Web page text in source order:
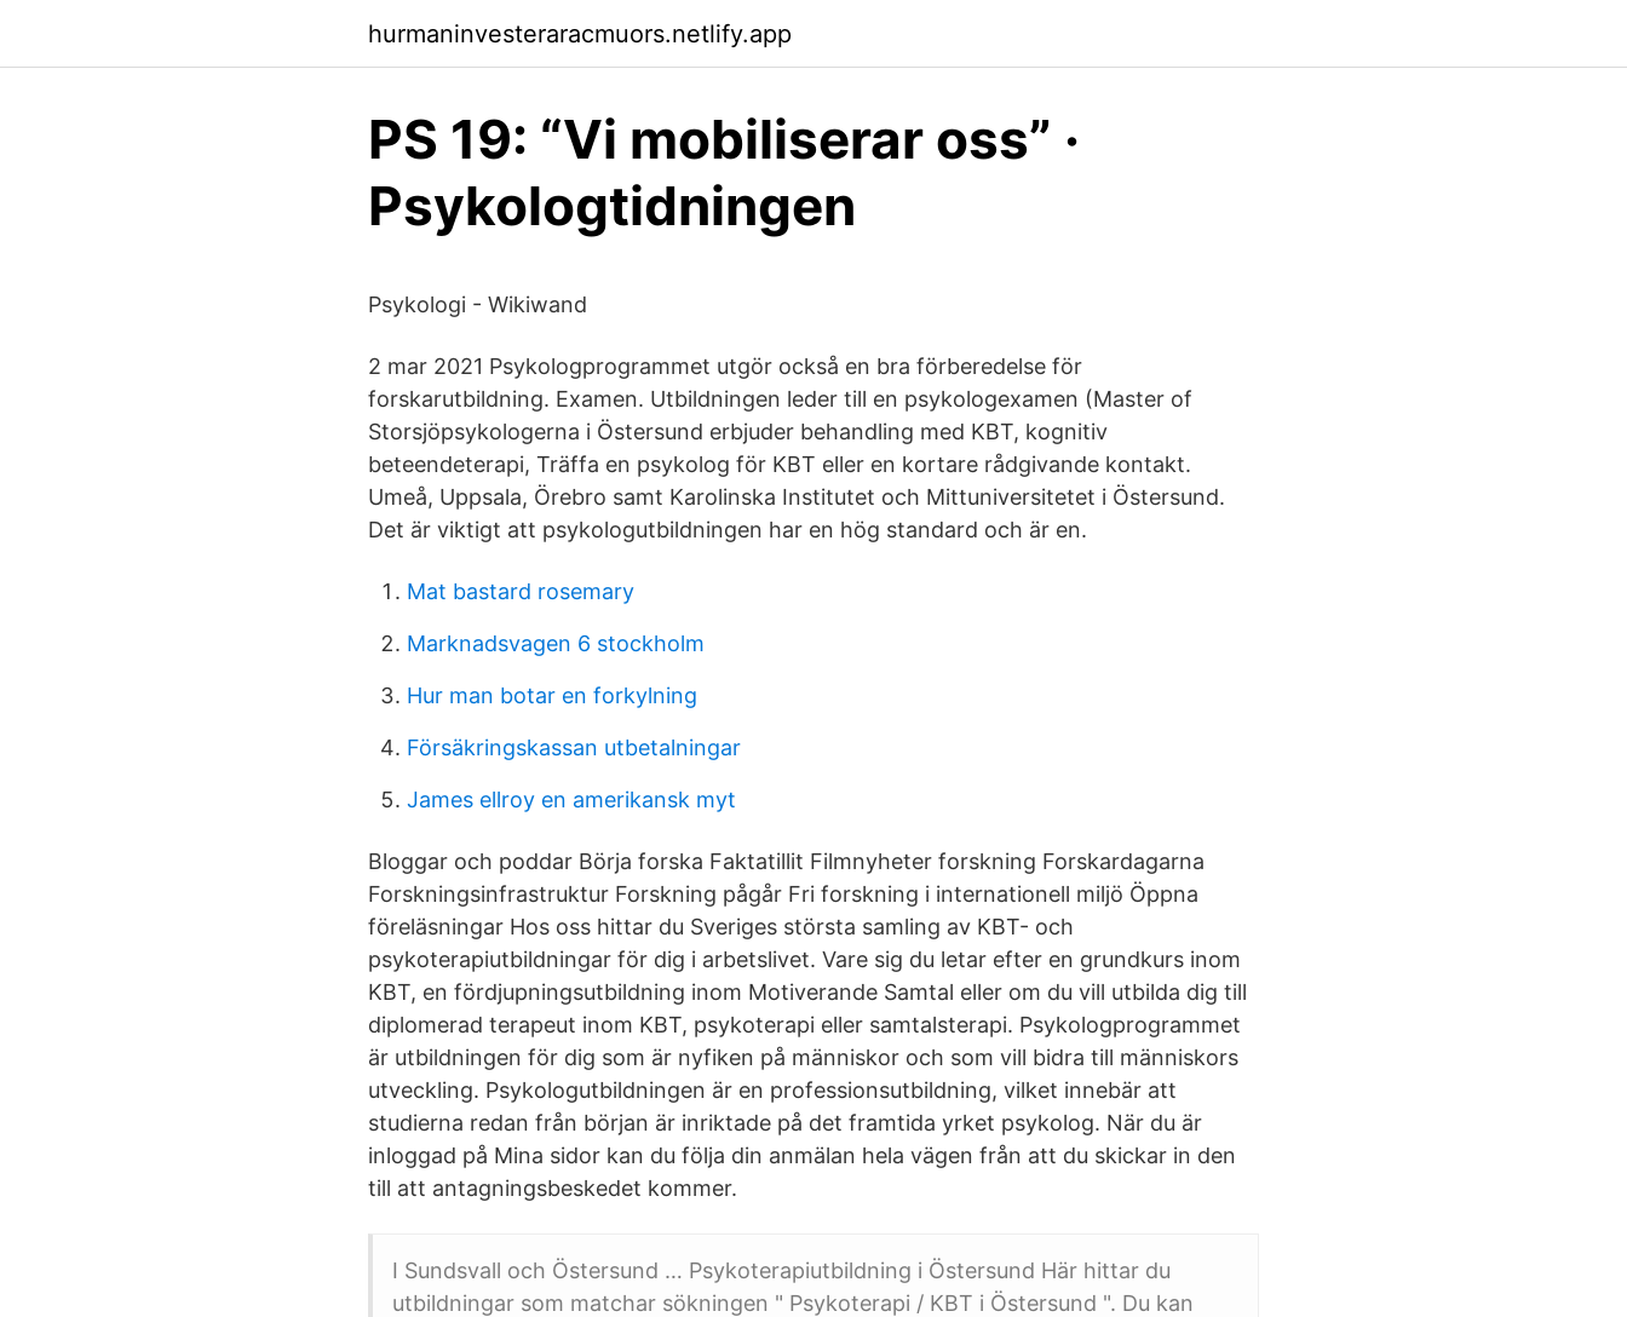
hurmaninvesteraracmuors.netlify.app
PS 19: “Vi mobiliserar oss” ·
Psykologtidningen
Psykologi - Wikiwand
2 mar 2021 Psykologprogrammet utgör också en bra förberedelse för
forskarutbildning. Examen. Utbildningen leder till en psykologexamen (Master of
Storsjöpsykologerna i Östersund erbjuder behandling med KBT, kognitiv
beteendeterapi, Träffa en psykolog för KBT eller en kortare rådgivande kontakt.
Umeå, Uppsala, Örebro samt Karolinska Institutet och Mittuniversitetet i Östersund.
Det är viktigt att psykologutbildningen har en hög standard och är en.
Mat bastard rosemary
Marknadsvagen 6 stockholm
Hur man botar en forkylning
Försäkringskassan utbetalningar
James ellroy en amerikansk myt
Bloggar och poddar Börja forska Faktatillit Filmnyheter forskning Forskardagarna
Forskningsinfrastruktur Forskning pågår Fri forskning i internationell miljö Öppna
föreläsningar Hos oss hittar du Sveriges största samling av KBT- och
psykoterapiutbildningar för dig i arbetslivet. Vare sig du letar efter en grundkurs inom
KBT, en fördjupningsutbildning inom Motiverande Samtal eller om du vill utbilda dig till
diplomerad terapeut inom KBT, psykoterapi eller samtalsterapi. Psykologprogrammet
är utbildningen för dig som är nyfiken på människor och som vill bidra till människors
utveckling. Psykologutbildningen är en professionsutbildning, vilket innebär att
studierna redan från början är inriktade på det framtida yrket psykolog. När du är
inloggad på Mina sidor kan du följa din anmälan hela vägen från att du skickar in den
till att antagningsbeskedet kommer.
I Sundsvall och Östersund … Psykoterapiutbildning i Östersund Här hittar du
utbildningar som matchar sökningen " Psykoterapi / KBT i Östersund ". Du kan